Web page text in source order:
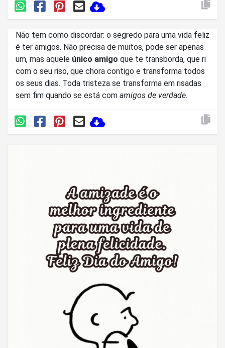
Não tem como discordar: o segredo para uma vida feliz
é ter amigos. Não precisa de muitos, pode ser apenas
um, mas aquele único amigo que te transborda, que ri
com o seu riso, que chora contigo e transforma todos
os seus dias. Toda tristeza se transforma em risadas
sem fim quando se está com amigos de verdade.